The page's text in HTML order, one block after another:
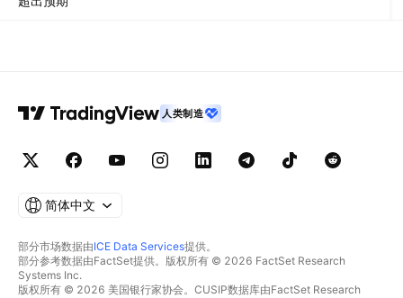
人类制造
简体中文
部分市场数据由ICE Data Services提供。
部分参考数据由FactSet提供。版权所有 © 2026 FactSet Research
Systems Inc.
版权所有 © 2026 美国银行家协会。CUSIP数据库由FactSet Research